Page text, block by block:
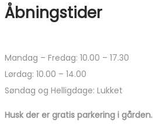
Åbningstider
Mandag – Fredag: 10.00 – 17.30
Lørdag: 10.00 – 14.00
Søndag og Helligdage: Lukket
Husk der er gratis parkering i gården.